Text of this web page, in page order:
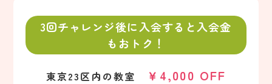
3回チャレンジ後に入会すると入会金
もおトク！
東京23区内の教室 ￥4,000 OFF